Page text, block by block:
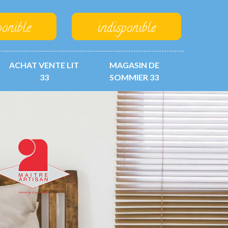
indisponible
ACHAT VENTE LIT
33
MAGASIN DE
SOMMIER 33